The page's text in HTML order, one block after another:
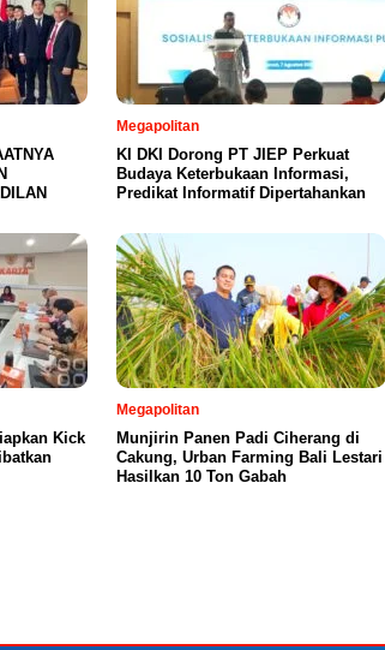
Megapolitan
KI DKI Dorong PT JIEP Perkuat
Budaya Keterbukaan Informasi,
Predikat Informatif Dipertahankan
Kick
Megapolitan
Munjirin Panen Padi Ciherang di
Cakung, Urban Farming Bali Lestari
Hasilkan 10 Ton Gabah